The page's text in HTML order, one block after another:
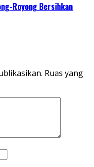
Royong Bersihkan
Ruas yang